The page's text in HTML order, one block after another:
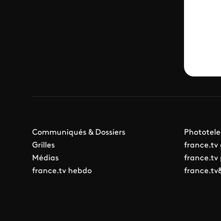
Communiqués & Dossiers
Grilles
Médias
france.tv hebdo
Phototele
france.tv
france.tv